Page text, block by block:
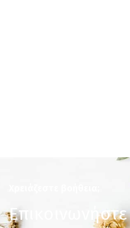
Επικοινωνήστε